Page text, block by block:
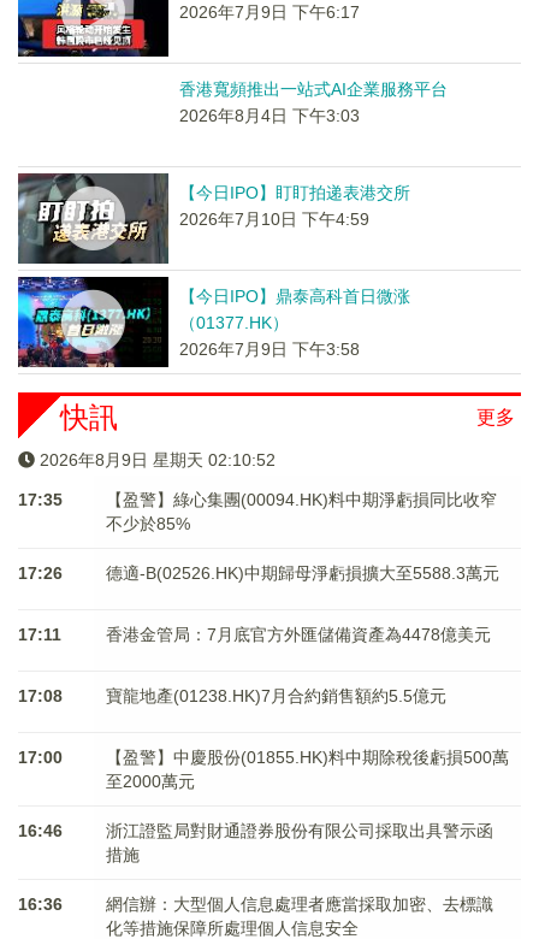
2026年7月9日 下午6:17
香港寬頻推出一站式AI企業服務平台
2026年8月4日 下午3:03
【今日IPO】盯盯拍递表港交所
2026年7月10日 下午4:59
【今日IPO】鼎泰高科首日微涨
（01377.HK）
2026年7月9日 下午3:58
更多
快訊
2026年8月9日 星期天 02:10:53
17:35
【盈警】綠心集團(00094.HK)料中期淨虧損同比收窄
不少於85%
17:26 德適-B(02526.HK)中期歸母淨虧損擴大至5588.3萬元
17:11 香港金管局：7月底官方外匯儲備資產為4478億美元
17:08 寶龍地產(01238.HK)7月合約銷售額約5.5億元
17:00
【盈警】中慶股份(01855.HK)料中期除稅後虧損500萬
至2000萬元
16:46
浙江證監局對財通證券股份有限公司採取出具警示函
措施
16:36
網信辦：大型個人信息處理者應當採取加密、去標識
化等措施保障所處理個人信息安全